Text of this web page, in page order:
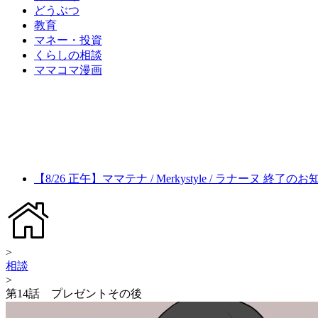
どうぶつ
教育
マネー・投資
くらしの相談
ママコマ漫画
【8/26 正午】ママテナ / Merkystyle / ラナーヌ 終了のお
>
相談
>
第14話 プレゼントその後